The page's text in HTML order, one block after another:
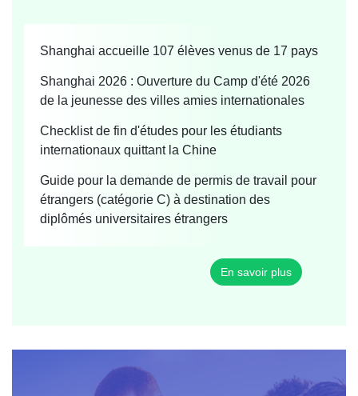
Shanghai accueille 107 élèves venus de 17 pays
Shanghai 2026 : Ouverture du Camp d'été 2026
de la jeunesse des villes amies internationales
Checklist de fin d'études pour les étudiants
internationaux quittant la Chine
Guide pour la demande de permis de travail pour
étrangers (catégorie C) à destination des
diplômés universitaires étrangers
En savoir plus